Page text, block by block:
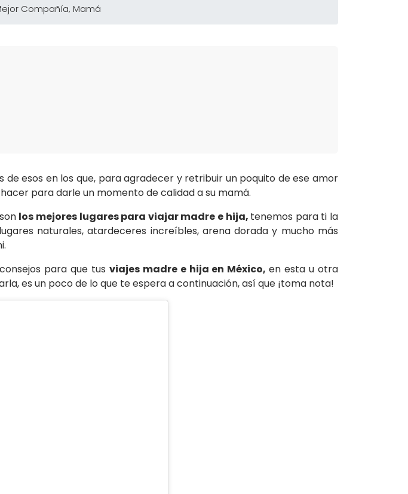
Compañía, Mamá
de esos en los que, para agradecer y retribuir un poquito de ese amor
para darle un momento de calidad a su mamá.
los mejores lugares para viajar madre e hija, tenemos para ti la
naturales, atardeceres increíbles, arena dorada y mucho más
para que tus viajes madre e hija en México,en esta u otra
es un poco de lo que te espera a continuación, así que ¡toma nota!